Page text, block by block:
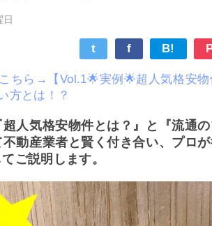
t f B!
ちら→【Vol.1🌟実例🌟超人気格安
方とは！？
人気格安物件とは？』と『流通
不動産業者と賢く付き合い、プロ
ご説明します。